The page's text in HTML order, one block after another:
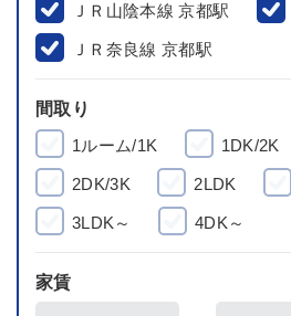
ＪＲ山陰本線 京都駅
ＪＲ奈良線 京都駅
間取り
1ルーム/1K
1DK/2K
2DK/3K 2LDK
3LDK～ 4DK～
家賃